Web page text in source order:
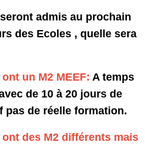
admis au prochain
des Ecoles , quelle sera
un M2 MEEF: A temps
de 10 à 20 jours de
de réelle formation.
des M2 différents mais